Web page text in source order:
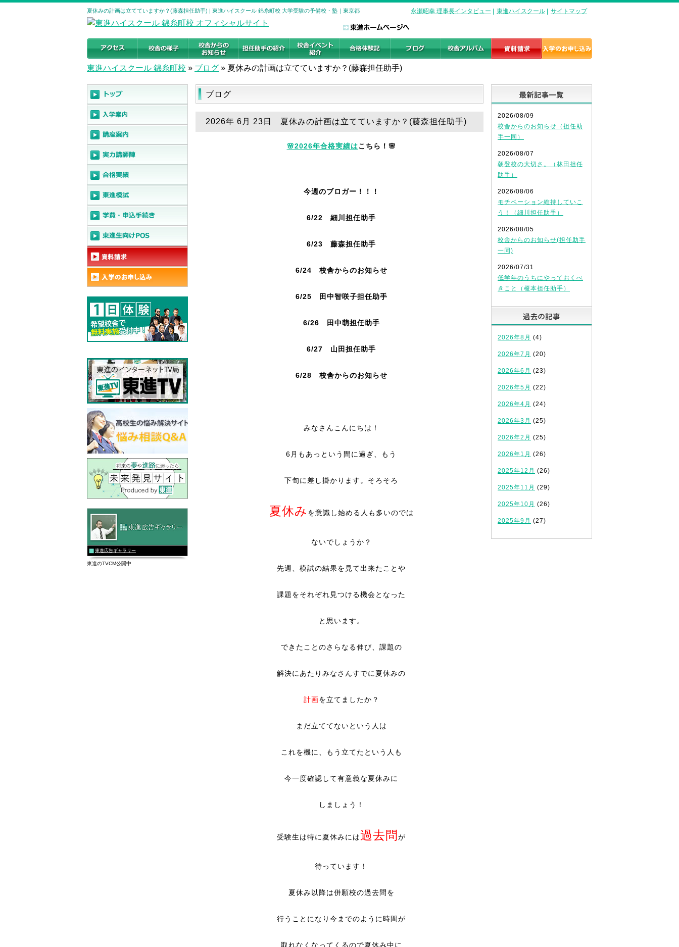
夏休みの計画は立てていますか？(藤森担任助手) | 東進ハイスクール 錦糸町校 大学受験の予備校・塾｜東京都 永瀬昭幸 理事長インタビュー 東進ハイスクール サイトマップ
東進ハイスクール 錦糸町校 » ブログ » 夏休みの計画は立てていますか？(藤森担任助手)
ブログ
2026年 6月 23日 夏休みの計画は立てていますか？(藤森担任助手)
🌸2026年合格実績はこちら！🌸
今週のブロガー！！！
6/22 細川 担任助手
6/23 藤森担任助手
6/24 校舎からのお知らせ
6/25 田中智咲子担任助手
6/26 田中萌担任助手
6/27 山田担任助手
6/28 校舎からのお知らせ
みなさんこんにちは！
6月もあっという間に過ぎ、もう
下旬に差し掛かります。そろそろ
夏休み を意識し始める人も多いのでは
ないでしょうか？
先週、模試の結果を見て出来たことや
課題をそれぞれ見つける機会となった
と思います。
できたことのさらなる伸び、課題の
解決にあたりみなさんすでに夏休みの
計画を立てましたか？
まだ立ててないという人は
これを機に、もう立てたという人も
今一度確認して有意義な夏休みに
しましょう！
受験生は特に夏休みには過去問 が
待っています！
夏休み以降は併願校の過去問を
行うことになり今までのように時間が
取れなくなってくるので夏休み中に
2026/08/09
校舎からのお知らせ（担任助
手一同）
2026/08/07
朝登校の大切さ。（林田担任
助手）
2026/08/06
モチベーション維持していこ
う！（細川担任助手）
2026/08/05
校舎からのお知らせ(担任助手
一同)
2026/07/31
低学年のうちにやっておくべ
きこと（榎本担任助手）
2026年8月 (4)
2026年7月 (20)
2026年6月 (23)
2026年5月 (22)
2026年4月 (24)
2026年3月 (25)
2026年2月 (25)
2026年1月 (26)
2025年12月 (26)
2025年11月 (29)
2025年10月 (26)
2025年9月 (27)
東進広告ギャラリー
東進のTVCM公開中